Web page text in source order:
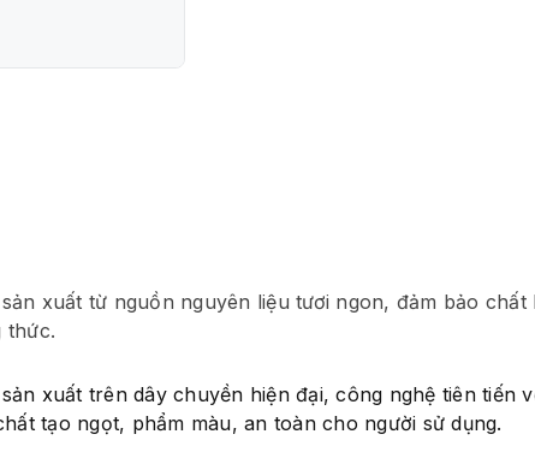
xuất từ nguồn nguyên liệu tươi ngon, đảm bảo
thức.
xuất trên dây chuyền hiện đại, công nghệ tiên tiến
tạo ngọt, phẩm màu, an toàn cho người sử dụng.